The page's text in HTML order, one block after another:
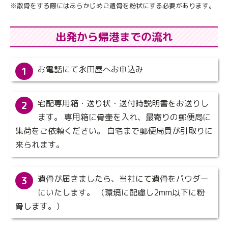
※散骨をする際にはあらかじめご遺骨を粉状にする必要があります。
出発から帰港までの流れ
1 お電話にて永田屋へお申込み
2
宅配専用箱・送り状・送付時説明書をお送りし
ます。 専用箱に骨壷を入れ、最寄りの郵便局に
集荷をご依頼ください。 自宅まで郵便局員が引取りに
来られます。
3
遺骨が届きましたら、当社にて遺骨をパウダー
にいたします。 （環境に配慮し2mm以下に粉
骨します。）